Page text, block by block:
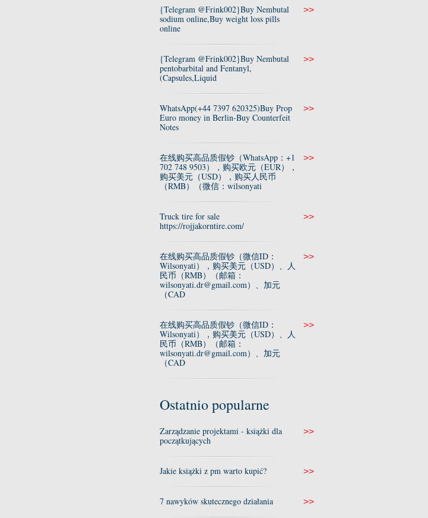
{Telegram @Frink002}Buy Nembutal
sodium online,Buy weight loss pills
online
>>
{Telegram @Frink002}Buy Nembutal
pentobarbital and Fentanyl,
(Capsules,Liquid
>>
WhatsApp(+44 7397 620325)Buy Prop
Euro money in Berlin-Buy Counterfeit
Notes
>>
在线购买高品质假钞（WhatsApp：+1
702 748 9503），购买欧元（EUR），
购买美元（USD），购买人民币
（RMB）（微信：wilsonyati
>>
Truck tire for sale
https://rojjakorntire.com/
>>
在线购买高品质假钞（微信ID：
Wilsonyati），购买美元（USD）、人
民币（RMB）（邮箱：
wilsonyati.dr@gmail.com）、加元
（CAD
>>
在线购买高品质假钞（微信ID：
Wilsonyati），购买美元（USD）、人
民币（RMB）（邮箱：
wilsonyati.dr@gmail.com）、加元
（CAD
>>
Ostatnio popularne
Zarządzanie projektami - książki dla
początkujących
>>
Jakie książki z pm warto kupić? >>
7 nawyków skutecznego działania >>